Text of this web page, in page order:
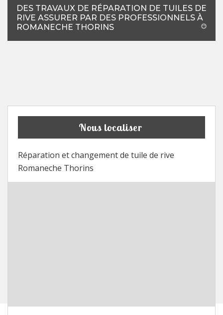
DES TRAVAUX DE RÉPARATION DE TUILES DE
RIVE ASSURER PAR DES PROFESSIONNELS À
ROMANECHE THORINS
Nous localiser
Réparation et changement de tuile de rive
Romaneche Thorins